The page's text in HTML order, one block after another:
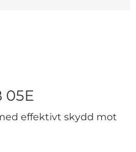
05E
effektivt skydd mot